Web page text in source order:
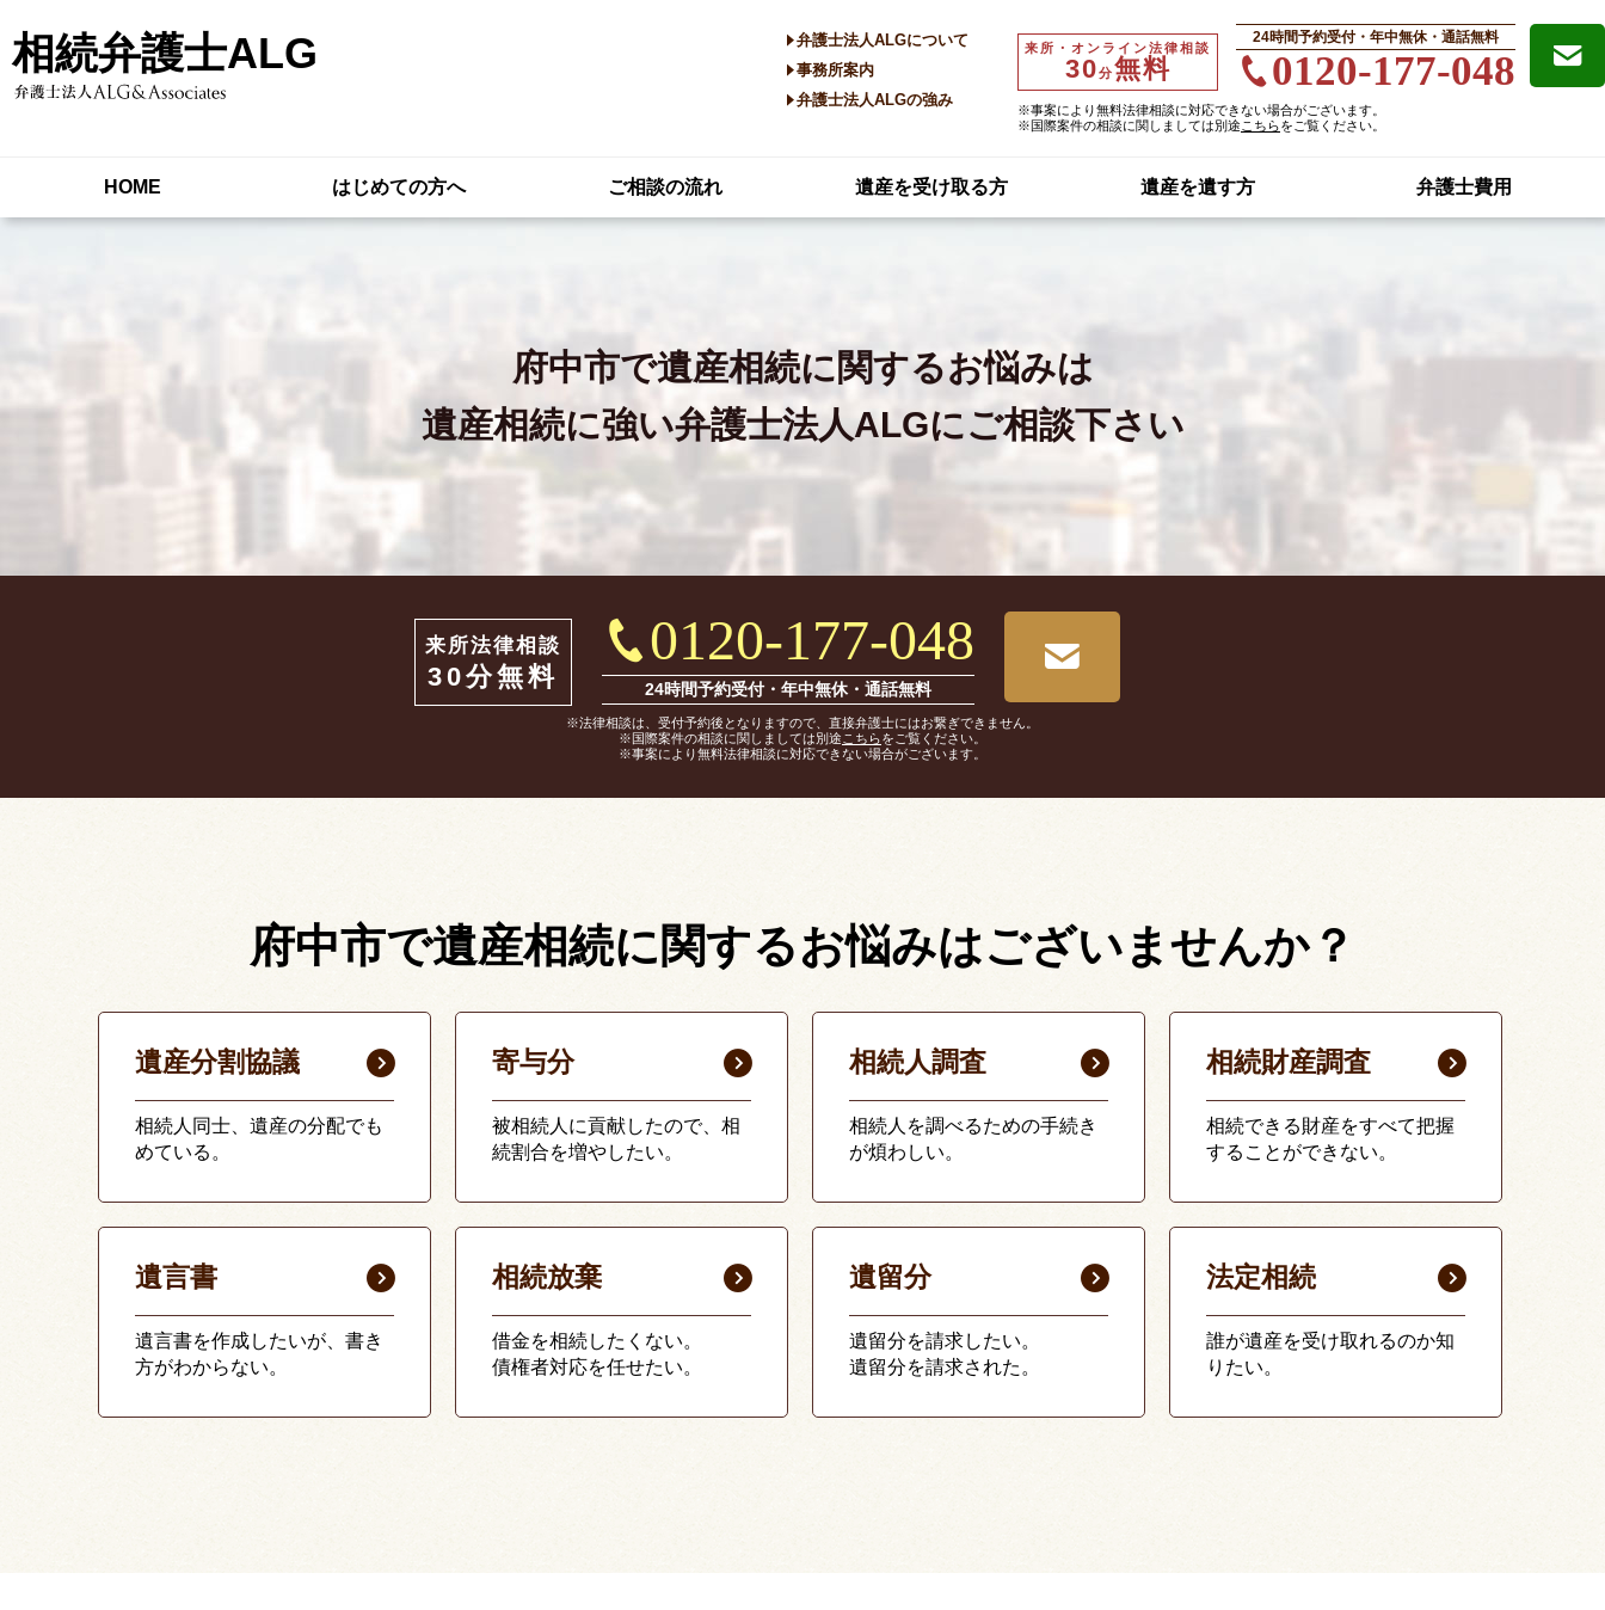
相続弁護士ALG 来所・オンライン法律相談
30分無料
24時間予約受付・年中無休・通話無料
0120-177-048
※事案により無料法律相談に対応できない場合がございます。
※国際案件の相談に関しましては別途 こちらをご覧ください。
弁護士法人ALGについて
事務所案内
弁護士法人ALGの強み
HOME はじめての方へ ご相談の流れ 遺産を受け取る方 遺産を遺す方 弁護士費用
府中市で遺産相続に関するお悩みは
遺産相続に強い弁護士法人ALGにご相談下さい
来所法律相談
30分無料
0120-177-048
24時間予約受付・年中無休・通話無料
※法律相談は、受付予約後となりますので、直接弁護士にはお繋ぎできません。
※国際案件の相談に関しましては別途 こちらをご覧ください。
※事案により無料法律相談に対応できない場合がございます。
府中市で遺産相続に関するお悩みはございませんか？
遺産分割協議
相続人同士、遺産の分配でも
めている。
寄与分
被相続人に貢献したので、相
続割合を増やしたい。
相続人調査
相続人を調べるための手続き
が煩わしい。
相続財産調査
相続できる財産をすべて把握
することができない。
遺言書
遺言書を作成したいが、書き
方がわからない。
相続放棄
借金を相続したくない。
債権者対応を任せたい。
遺留分
遺留分を請求したい。
遺留分を請求された。
法定相続
誰が遺産を受け取れるのか知
りたい。